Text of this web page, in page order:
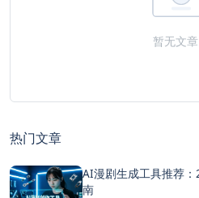
暂无文章
热门文章
AI漫剧生成工具推荐
南